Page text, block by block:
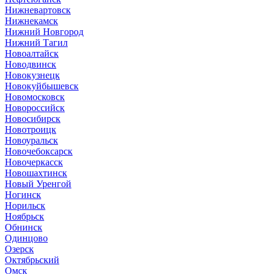
Нижневартовск
Нижнекамск
Нижний Новгород
Нижний Тагил
Новоалтайск
Новодвинск
Новокузнецк
Новокуйбышевск
Новомосковск
Новороссийск
Новосибирск
Новотроицк
Новоуральск
Новочебоксарск
Новочеркасск
Новошахтинск
Новый Уренгой
Ногинск
Норильск
Ноябрьск
Обнинск
Одинцово
Озерск
Октябрьский
Омск